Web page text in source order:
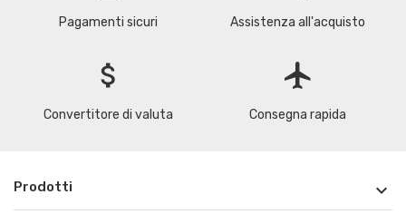
Pagamenti sicuri Assistenza all'acquisto
attach_money
Convertitore di valuta
flight
Consegna rapida
Prodotti 